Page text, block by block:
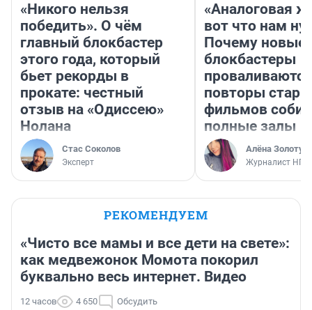
«Никого нельзя
победить». О чём
главный блокбастер
этого года, который
бьет рекорды в
прокате: честный
отзыв на «Одиссею»
Нолана
Стас Соколов
Эксперт
«Аналоговая
вот что нам
Почему новые
блокбастеры
повторы
фильмов
полные залы
Алёна
Журналист НГС
РЕКОМЕНДУЕМ
«Чисто все мамы и все дети на свете»:
как медвежонок Момота покорил
буквально весь интернет. Видео
12 часов 4 650 Обсудить